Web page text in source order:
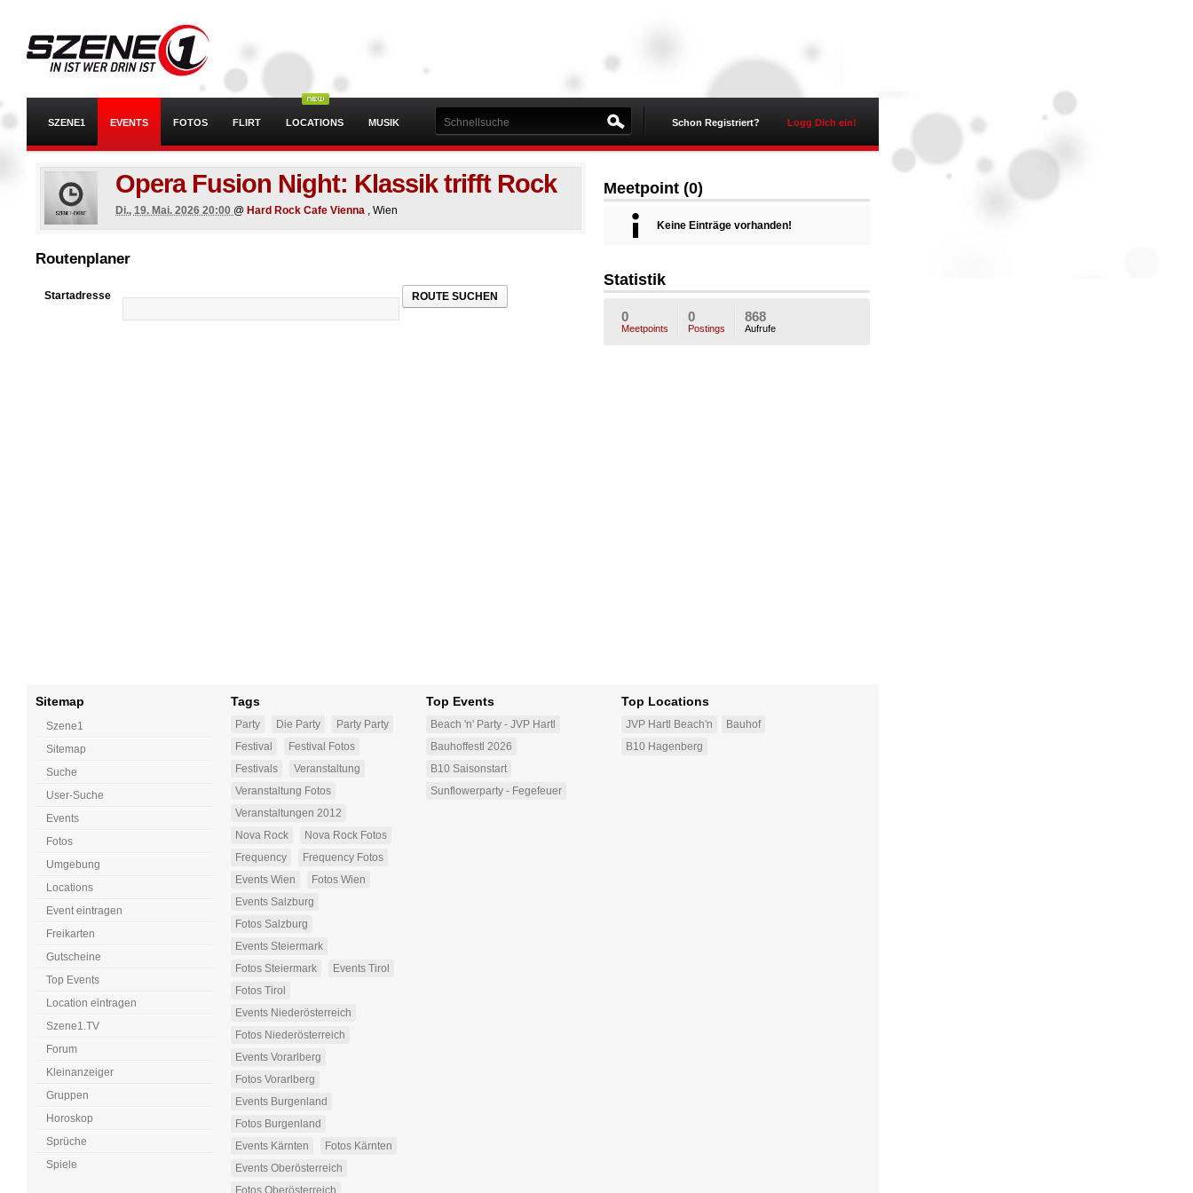
SZENE1 EVENTS FOTOS FLIRT LOCATIONS MUSIK Schon Registriert? Logg Dich ein!
Opera Fusion Night: Klassik trifft Rock
Di., 19. Mai. 2026 20:00 @ Hard Rock Cafe Vienna , Wien
Routenplaner
Startadresse ROUTE SUCHEN
Meetpoint (0)
Keine Einträge vorhanden!
Statistik
0
Meetpoints
0
Postings
868
Aufrufe
Sitemap
Szene1
Sitemap
Suche
User-Suche
Events
Fotos
Umgebung
Locations
Event eintragen
Freikarten
Gutscheine
Top Events
Location eintragen
Szene1.TV
Forum
Kleinanzeiger
Gruppen
Horoskop
Sprüche
Spiele
Tags
Party Die Party
Party Party
Festival
Festival Fotos
Festivals
Veranstaltung
Veranstaltung Fotos
Veranstaltungen 2012
Nova Rock
Nova Rock Fotos
Frequency
Frequency Fotos
Events Wien
Fotos Wien
Events Salzburg
Fotos Salzburg
Events Steiermark
Fotos Steiermark
Events Tirol
Fotos Tirol
Events Niederösterreich
Fotos Niederösterreich
Events Vorarlberg
Fotos Vorarlberg
Events Burgenland
Fotos Burgenland
Events Kärnten
Fotos Kärnten
Events Oberösterreich
Top Events
Beach 'n' Party - JVP Hartl
Bauhoffestl 2026
B10 Saisonstart
Sunflowerparty - Fegefeuer
Top Locations
JVP Hartl Beach'n
Bauhof
B10 Hagenberg